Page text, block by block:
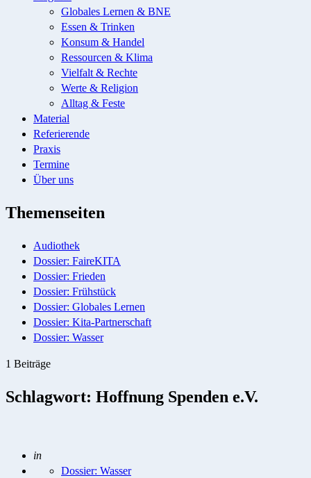
Globales Lernen & BNE
Essen & Trinken
Konsum & Handel
Ressourcen & Klima
Vielfalt & Rechte
Werte & Religion
Alltag & Feste
Material
Referierende
Praxis
Termine
Über uns
Themenseiten
Audiothek
Dossier: FaireKITA
Dossier: Frieden
Dossier: Frühstück
Dossier: Globales Lernen
Dossier: Kita-Partnerschaft
Dossier: Wasser
1 Beiträge
Schlagwort: Hoffnung Spenden e.V.
Geschrieben
in
Dossier: Wasser